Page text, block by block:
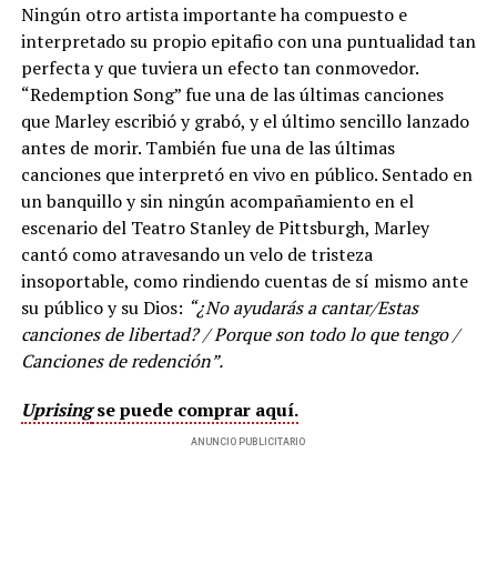
Ningún otro artista importante ha compuesto e
interpretado su propio epitafio con una puntualidad tan
perfecta y que tuviera un efecto tan conmovedor.
“Redemption Song” fue una de las últimas canciones
que Marley escribió y grabó, y el último sencillo lanzado
antes de morir. También fue una de las últimas
canciones que interpretó en vivo en público. Sentado en
un banquillo y sin ningún acompañamiento en el
escenario del Teatro Stanley de Pittsburgh, Marley
cantó como atravesando un velo de tristeza
insoportable, como rindiendo cuentas de sí mismo ante
su público y su Dios: “¿No ayudarás a cantar/Estas
canciones de libertad? / Porque son todo lo que tengo /
Canciones de redención”.
Uprisingse puede comprar aquí.
ANUNCIO PUBLICITARIO